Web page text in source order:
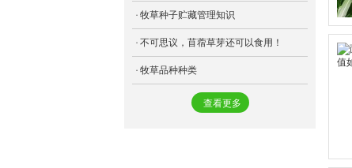
- 狼尾草
- 籽粒苋
- 苦荬菜
- 将军菊苣
- 桂牧一号
- 美国王草
- 阔叶菊苣
牧草种子贮藏管理知识
不可思议，苜蓿草芽还可以食用！
牧草品种种类
查看更多